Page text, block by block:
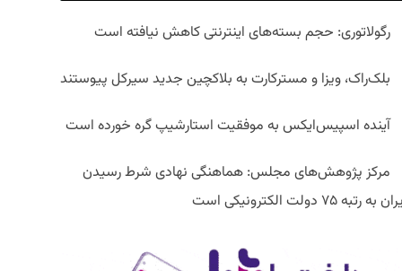
رگولاتوری: حجم بسته‌های اینترنتی کاهش نیافته است
بلک‌راک، ویزا و مسترکارت به بلاکچین جدید سیرکل پیوستند
آینده اسپیس‌ایکس به موفقیت استارشیپ گره خورده است
مرکز پژوهش‌های مجلس: هماهنگی نهادی شرط رسیدن
به رتبه ۷۵ دولت الکترونیکی است